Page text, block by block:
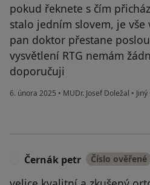
pokud řeknete s čím
stalo jedním slovem, je
pan doktor přestane
vysvětlení RTG nemám
doporučuji
6. února 2025 • MUDr. Josef Doležal • Jiný
Černák petr Číslo ověřené